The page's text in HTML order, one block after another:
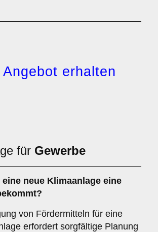
erhalten
für Gewerbe
eine neue Klimaanlage eine
von Fördermitteln für eine
erfordert sorgfältige Planung